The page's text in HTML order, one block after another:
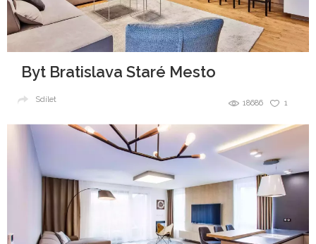
Byt Bratislava Staré Mesto
1
18686
Sdílet